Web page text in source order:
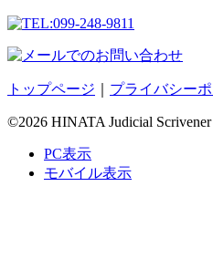
トップページ プライバシー
©2026 HINATA Judicial
PC表示
モバイル表示